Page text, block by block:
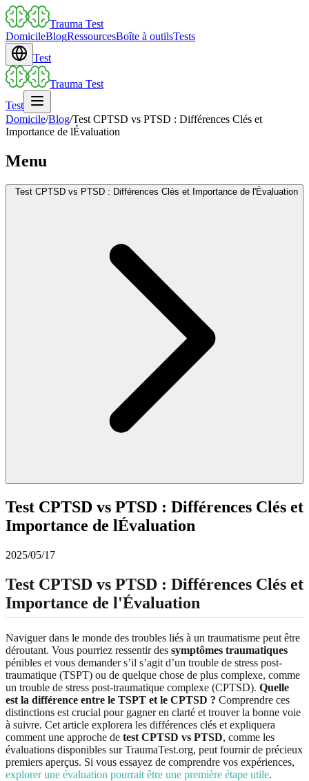
Trauma Test
DomicileBlogRessourcesBoîte à outilsTests
Test
Trauma Test
Test
Domicile/Blog/Test CPTSD vs PTSD : Différences Clés et
Importance de lÉvaluation
Menu
Test CPTSD vs PTSD : Différences Clés et Importance de l'Évaluation
Test CPTSD vs PTSD : Différences Clés et
Importance de lÉvaluation
2025/05/17
Test CPTSD vs PTSD : Différences Clés et
Importance de l'Évaluation
Naviguer dans le monde des troubles liés à un traumatisme peut être
déroutant. Vous pourriez ressentir des symptômes traumatiques
pénibles et vous demander s’il s’agit d’un trouble de stress post-
traumatique (TSPT) ou de quelque chose de plus complexe, comme
un trouble de stress post-traumatique complexe (CPTSD). Quelle
est la différence entre le TSPT et le CPTSD ? Comprendre ces
distinctions est crucial pour gagner en clarté et trouver la bonne voie
à suivre. Cet article explorera les différences clés et expliquera
comment une approche de test CPTSD vs PTSD, comme les
évaluations disponibles sur TraumaTest.org, peut fournir de précieux
premiers aperçus. Si vous essayez de comprendre vos expériences,
explorer une évaluation pourrait être une première étape utile.